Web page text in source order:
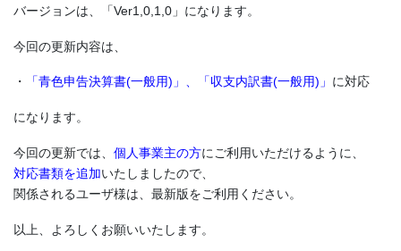
バージョンは、「Ver1,0,1,0」になります。
今回の更新内容は、
・ 「青色申告決算書(一般用)」、「収支内訳書(一般用)」 に対応
になります。
今回の更新では、 個人事業主の方にご利用いただけるように、
対応書類を追加いたしましたので、
関係されるユーザ様は、最新版をご利用ください。
以上、よろしくお願いいたします。